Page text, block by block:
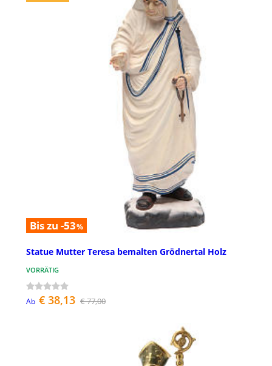
Bis zu -53%
Statue Mutter Teresa bemalten Grödnertal Holz
VORRÄTIG
Ab € 38,13 € 77,00